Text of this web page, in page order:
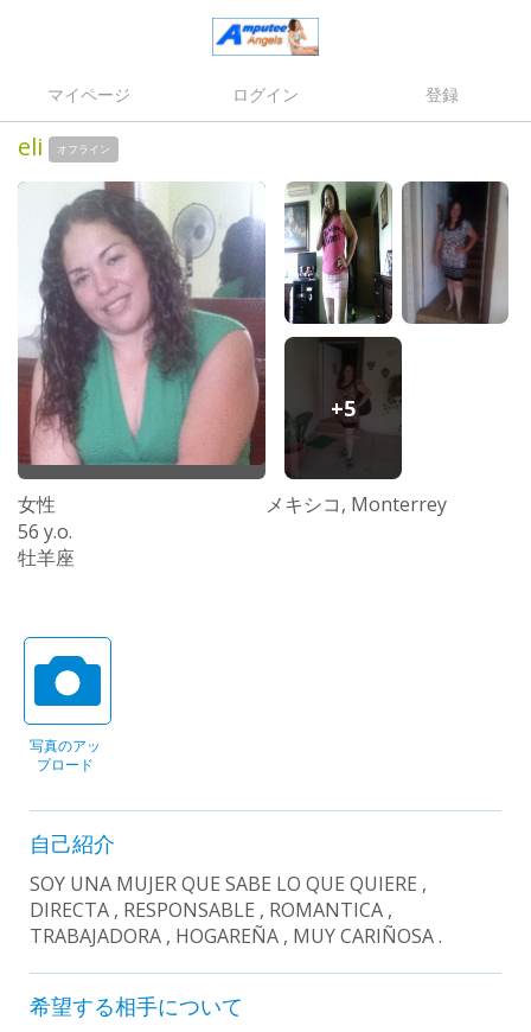
マイページ ログイン 登録
eli オフライン
+5
女性
56 y.o.
牡羊座
メキシコ, Monterrey
写真のアッ
プロード
自己紹介
SOY UNA MUJER QUE SABE LO QUE QUIERE ,
DIRECTA , RESPONSABLE , ROMANTICA ,
TRABAJADORA , HOGAREÑA , MUY CARIÑOSA .
希望する相手について